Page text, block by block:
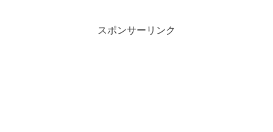
スポンサーリンク